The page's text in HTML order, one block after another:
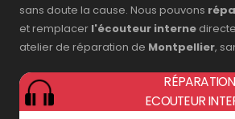
sans doute la cause. Nous pouvons
et remplacer l'écouteur interne
atelier de réparation de Montpellier,
RÉPARATION
ECOUTEUR